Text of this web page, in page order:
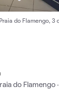
do Flamengo, 3
do Flamengo